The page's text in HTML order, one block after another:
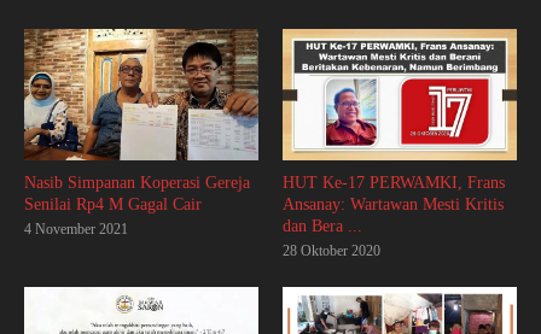
Nasib Simpanan Koperasi Gereja
Senilai Rp4 M Gagal Cair
4 November 2021
HUT Ke-17 PERWAMKI, Frans
Ansanay: Wartawan Mesti Kritis
dan Bera ...
28 Oktober 2020